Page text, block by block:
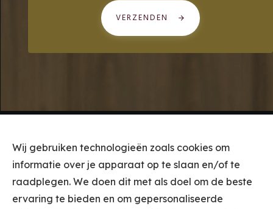
Wij gebruiken technologieën zoals cookies om
informatie over je apparaat op te slaan en/of te
raadplegen. We doen dit met als doel om de beste
ervaring te bieden en om gepersonaliseerde
VERZENDEN